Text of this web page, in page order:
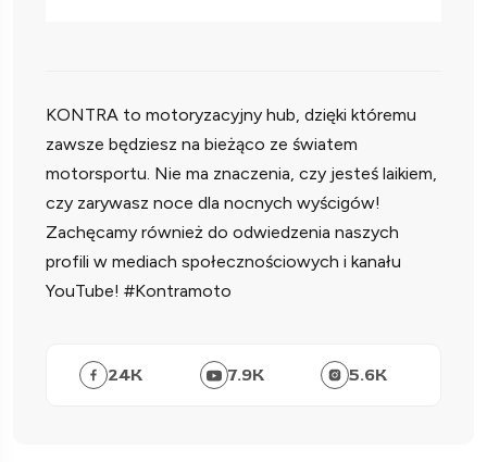
KONTRA to motoryzacyjny hub, dzięki któremu
zawsze będziesz na bieżąco ze światem
motorsportu. Nie ma znaczenia, czy jesteś laikiem,
czy zarywasz noce dla nocnych wyścigów!
Zachęcamy również do odwiedzenia naszych
profili w mediach społecznościowych i kanału
YouTube! #Kontramoto
24K 7.9K 5.6K